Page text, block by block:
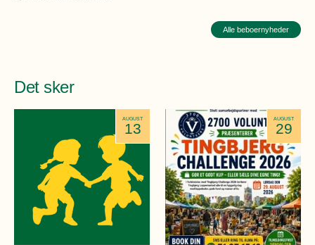
Alle beboernyheder
Det sker
AUGUST
13
AUGUST
29